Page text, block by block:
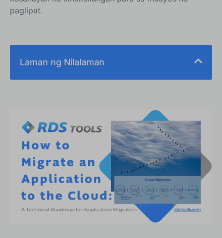
paglipat.
Laman ng Nilalaman
Paano Mo Maaaring Piliin ang Tamang Arkitektura
ng Cloud para sa mga Enterprise Application?
Mga Daan ng Migrasyon: VM Replication,
Containerization o SaaS Palitan?
Paano Mo Maaaring Pamahalaan ang
Konfigurasyon ng Network, mga Firewall at Remote
Access sa Cloud?
Pagsubok, Mga Plano ng Pagbabalik at